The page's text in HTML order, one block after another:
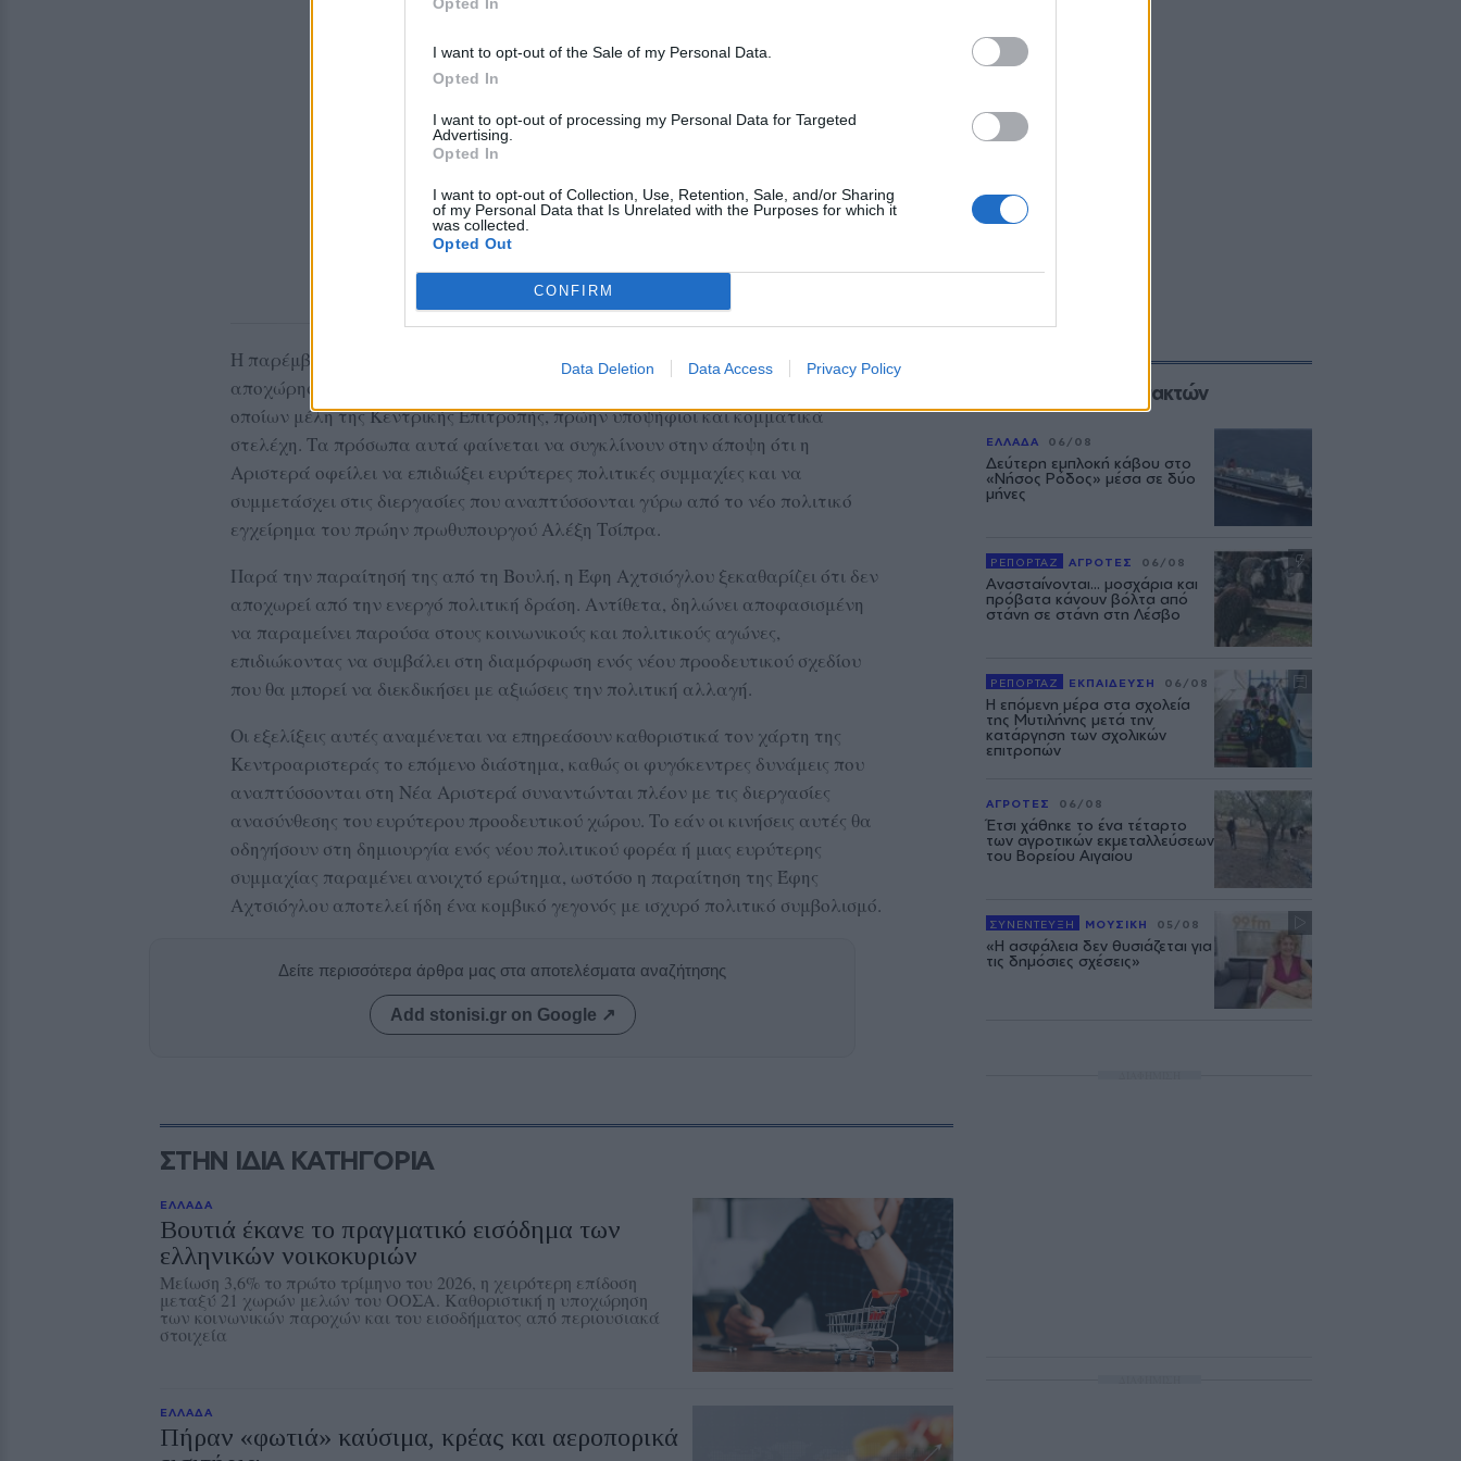
I want to opt-out of the Sale of my Personal Data.
Opted In
I want to opt-out of processing my Personal Data for Targeted
Advertising.
Opted In
I want to opt-out of Collection, Use, Retention, Sale, and/or Sharing
of my Personal Data that Is Unrelated with the Purposes for which it
was collected.
Opted Out
CONFIRM
Data Deletion Data Access Privacy Policy
Η παρέμβασή της αποκτά ακόμη μεγαλύτερη σημασία καθώς συμπίπτει με την
αποχώρηση περισσότερων από 100 στελεχών της Νέας Αριστεράς, μεταξύ των
οποίων μέλη της Κεντρικής Επιτροπής, πρώην υποψήφιοι και κομματικά
στελέχη. Τα πρόσωπα αυτά φαίνεται να συγκλίνουν στην άποψη ότι η
Αριστερά οφείλει να επιδιώξει ευρύτερες πολιτικές συμμαχίες και να
συμμετάσχει στις διεργασίες που αναπτύσσονται γύρω από το νέο πολιτικό
εγχείρημα του πρώην πρωθυπουργού Αλέξη Τσίπρα.
Παρά την παραίτησή της από τη Βουλή, η Έφη Αχτσιόγλου ξεκαθαρίζει ότι δεν
αποχωρεί από την ενεργό πολιτική δράση. Αντίθετα, δηλώνει αποφασισμένη
να παραμείνει παρούσα στους κοινωνικούς και πολιτικούς αγώνες,
επιδιώκοντας να συμβάλει στη διαμόρφωση ενός νέου προοδευτικού σχεδίου
που θα μπορεί να διεκδικήσει με αξιώσεις την πολιτική αλλαγή.
Οι εξελίξεις αυτές αναμένεται να επηρεάσουν καθοριστικά τον χάρτη της
Κεντροαριστεράς το επόμενο διάστημα, καθώς οι φυγόκεντρες δυνάμεις που
αναπτύσσονται στη Νέα Αριστερά συναντώνται πλέον με τις διεργασίες
ανασύνθεσης του ευρύτερου προοδευτικού χώρου. Το εάν οι κινήσεις αυτές θα
οδηγήσουν στη δημιουργία ενός νέου πολιτικού φορέα ή μιας ευρύτερης
συμμαχίας παραμένει ανοιχτό ερώτημα, ωστόσο η παραίτηση της Έφης
Αχτσιόγλου αποτελεί ήδη ένα κομβικό γεγονός με ισχυρό πολιτικό συμβολισμό.
Δείτε περισσότερα άρθρα μας στα αποτελέσματα αναζήτησης
Add stonisi.gr on Google ↗
ΣΤΗΝ ΙΔΙΑ ΚΑΤΗΓΟΡΙΑ
ΕΛΛΑΔΑ
Βουτιά έκανε το πραγματικό εισόδημα των
ελληνικών νοικοκυριών
Μείωση 3,6% το πρώτο τρίμηνο του 2026, η χειρότερη επίδοση
μεταξύ 21 χωρών μελών του ΟΟΣΑ. Καθοριστική η υποχώρηση
των κοινωνικών παροχών και του εισοδήματος από περιουσιακά
στοιχεία
ΕΛΛΑΔΑ
Πήραν «φωτιά» καύσιμα, κρέας και αεροπορικά
Επιλογές των Συντακτών
ΕΛΛΑΔΑ 06/08
Δεύτερη εμπλοκή κάβου στο
«Νήσος Ρόδος» μέσα σε δύο
μήνες
ΡΕΠΟΡΤΑΖ ΑΓΡΟΤΕΣ 06/08
Ανασταίνονται... μοσχάρια και
πρόβατα κάνουν βόλτα από
στάνη σε στάνη στη Λέσβο
ΡΕΠΟΡΤΑΖ ΕΚΠΑΙΔΕΥΣΗ 06/08
Η επόμενη μέρα στα σχολεία
της Μυτιλήνης μετά την
κατάργηση των σχολικών
επιτροπών
ΑΓΡΟΤΕΣ 06/08
Έτσι χάθηκε το ένα τέταρτο
των αγροτικών εκμεταλλεύσεων
του Βορείου Αιγαίου
ΣΥΝΕΝΤΕΥΞΗ ΜΟΥΣΙΚΗ 05/08
«Η ασφάλεια δεν θυσιάζεται για
τις δημόσιες σχέσεις»